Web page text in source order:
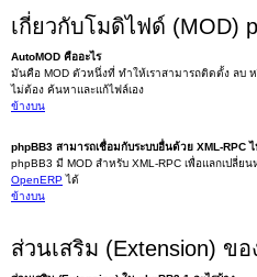
เกี่ยวกับโมดิไฟด์ (MOD)
AutoMOD คืออะไร
มันคือ MOD ตัวหนึ่งที่ ทำให้เราสามารถติดตั้ง ลบ
ไม่ต้อง ค้นหาและแก้ไฟล์เอง
ข้างบน
phpBB3 สามารถเชื่อมกับระบบอื่นด้วย XML-RPC
phpBB3 มี MOD สำหรับ XML-RPC เพื่อแลกเปลี่ย
OpenERPได้
ข้างบน
ส่วนเสริม (Extension) ขอ